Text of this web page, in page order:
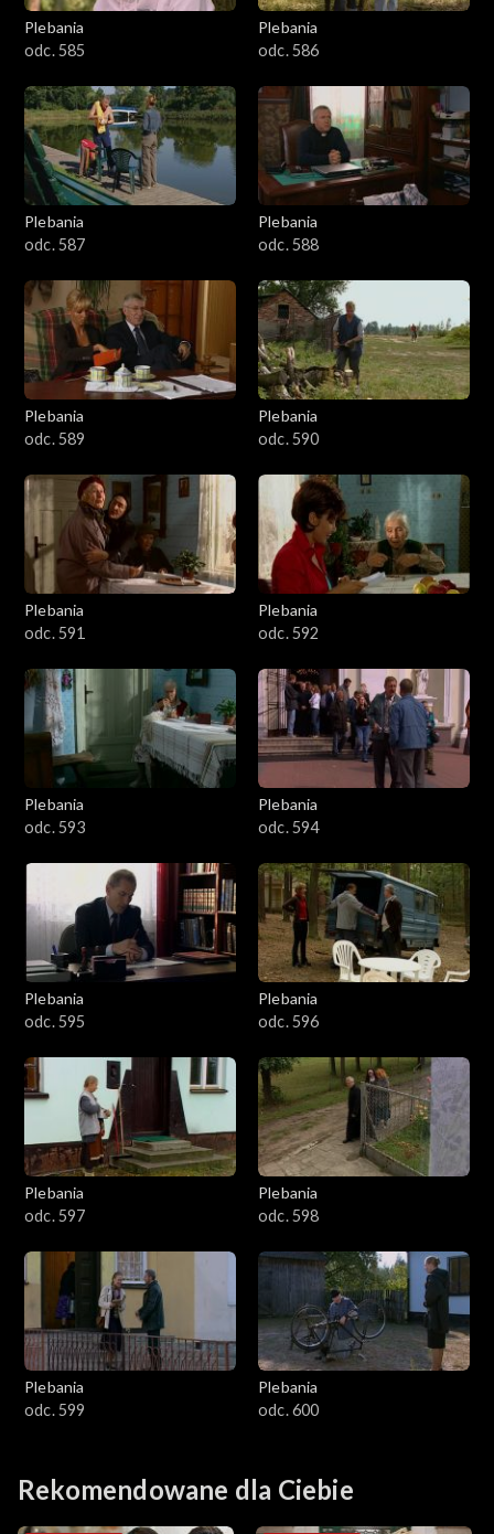
Plebania
odc. 585
Plebania
odc. 586
Plebania
odc. 587
Plebania
odc. 588
Plebania
odc. 589
Plebania
odc. 590
Plebania
odc. 591
Plebania
odc. 592
Plebania
odc. 593
Plebania
odc. 594
Plebania
odc. 595
Plebania
odc. 596
Plebania
odc. 597
Plebania
odc. 598
Plebania
odc. 599
Plebania
odc. 600
Rekomendowane dla Ciebie